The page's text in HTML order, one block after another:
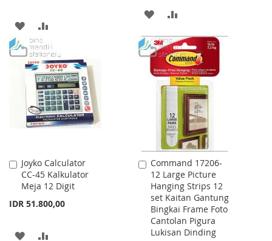
ADD
TO
WISH
LIST
TO
COMPARE
ADD
TO
WISH
LIST
TO
COMPARE
Joyko Calculator
CC-45 Kalkulator
Meja 12 Digit
IDR 51.800,00
Add
to
Cart
ADD
Command 17206-
12 Large Picture
Hanging Strips 12
set Kaitan Gantung
Bingkai Frame Foto
Cantolan Pigura
Lukisan Dinding
Add
to
Cart